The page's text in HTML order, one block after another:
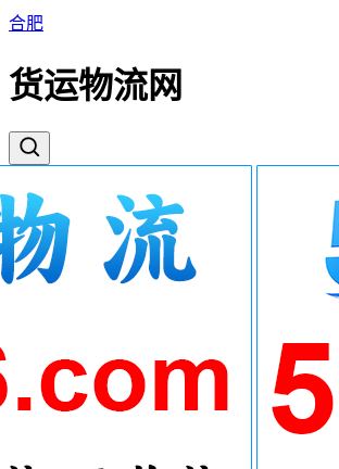
合肥
货运物流网